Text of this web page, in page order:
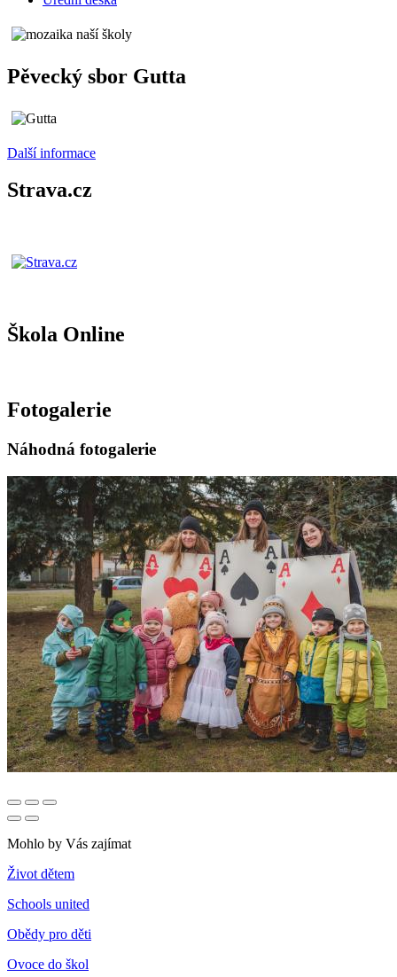
Pěvecký sbor Gutta
Další informace
Strava.cz
Škola Online
Fotogalerie
Náhodná fotogalerie
Mohlo by Vás zajímat
Život dětem
Schools united
Obědy pro děti
Ovoce do škol